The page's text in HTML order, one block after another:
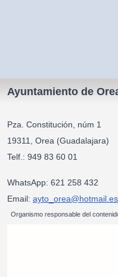
Ayuntamiento de
Pza. Constitución, núm 1
19311, Orea
Telf.:
WhatsApp: 621 258 432
Email: ayto_orea@hotmail.es
Organismo responsable del